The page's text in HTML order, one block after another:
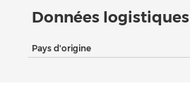
Données logistiques
Pays d'origine